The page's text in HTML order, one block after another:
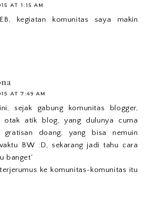
AT 1:15 AM
kegiatan komunitas saya makin
AT 7:49 AM
sejak gabung komunitas blogger,
otak atik blog, yang dulunya cuma
doang, yang bisa nemuin
BW :D, sekarang jadi tahu cara
banget'
ke komunitas-komunitas itu